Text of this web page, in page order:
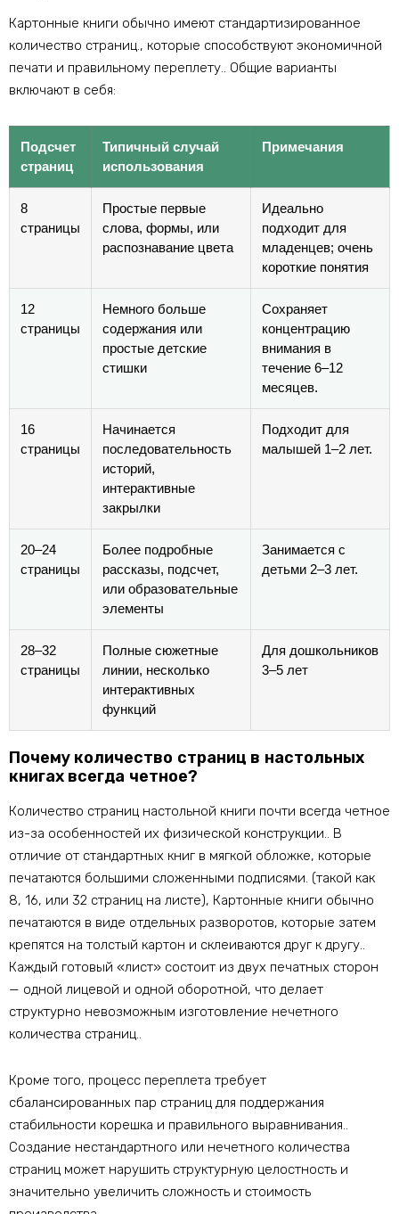
Картонные книги обычно имеют стандартизированное
количество страниц., которые способствуют экономичной
печати и правильному переплету.. Общие варианты
включают в себя:
Подсчет
страниц
Типичный случай
использования
Примечания
8
страницы
Простые первые
слова, формы, или
распознавание цвета
Идеально
подходит для
младенцев; очень
короткие понятия
12
страницы
Немного больше
содержания или
простые детские
стишки
Сохраняет
концентрацию
внимания в
течение 6–12
месяцев.
16
страницы
Начинается
последовательность
историй,
интерактивные
закрылки
Подходит для
малышей 1–2 лет.
20–24
страницы
Более подробные
рассказы, подсчет,
или образовательные
элементы
Занимается с
детьми 2–3 лет.
28–32
страницы
Полные сюжетные
линии, несколько
интерактивных
функций
Для дошкольников
3–5 лет
Почему количество страниц в настольных
книгах всегда четное?
Количество страниц настольной книги почти всегда четное
из-за особенностей их физической конструкции.. В
отличие от стандартных книг в мягкой обложке, которые
печатаются большими сложенными подписями. (такой как
8, 16, или 32 страниц на листе), Картонные книги обычно
печатаются в виде отдельных разворотов, которые затем
крепятся на толстый картон и склеиваются друг к другу..
Каждый готовый «лист» состоит из двух печатных сторон
— одной лицевой и одной оборотной, что делает
структурно невозможным изготовление нечетного
количества страниц..
Кроме того, процесс переплета требует
сбалансированных пар страниц для поддержания
стабильности корешка и правильного выравнивания..
Создание нестандартного или нечетного количества
страниц может нарушить структурную целостность и
значительно увеличить сложность и стоимость